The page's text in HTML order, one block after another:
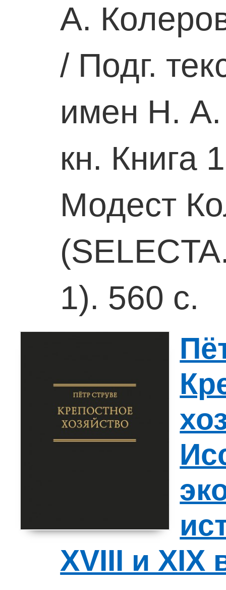
А.
/ Подг.
имен Н. А.
кн. Книга
Модест
1). 560 с.
XVIII и XIX